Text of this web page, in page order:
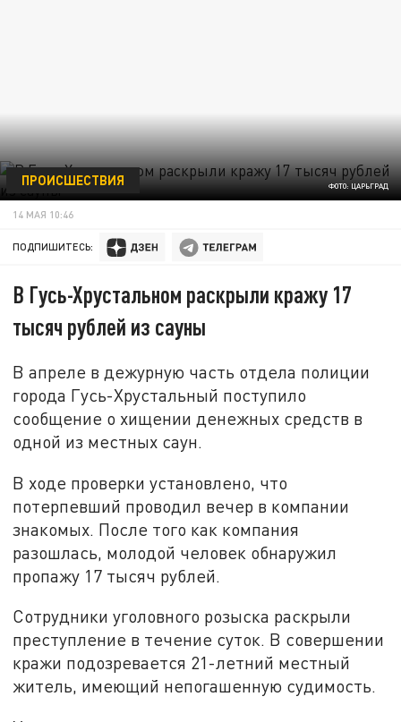
ФОТО: ЦАРЬГРАД
ПРОИСШЕСТВИЯ
14 МАЯ 10:46
ПОДПИШИТЕСЬ:
В Гусь-Хрустальном раскрыли кражу 17
тысяч рублей из сауны
В апреле в дежурную часть отдела полиции
города Гусь-Хрустальный поступило
сообщение о хищении денежных средств в
одной из местных саун.
В ходе проверки установлено, что
потерпевший проводил вечер в компании
знакомых. После того как компания
разошлась, молодой человек обнаружил
пропажу 17 тысяч рублей.
Сотрудники уголовного розыска раскрыли
преступление в течение суток. В совершении
кражи подозревается 21-летний местный
житель, имеющий непогашенную судимость.